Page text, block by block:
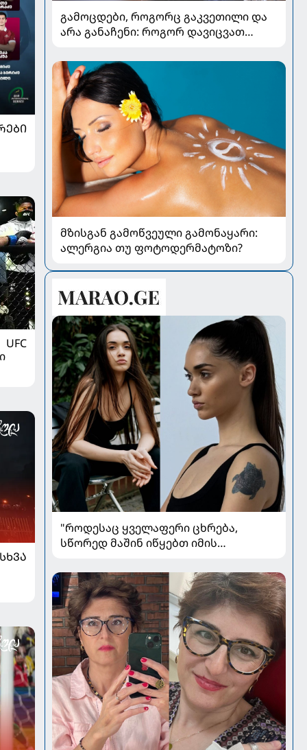
UFC
გამოცდები, როგორც გაკვეთილი და
არა განაჩენი: როგორ დავიცვათ
მომავალი
მზისგან გამოწვეული გამონაყარი:
ალერგია თუ ფოტოდერმატოზი?
"როდესაც ყველაფერი ცხრება,
სწორედ მაშინ იწყებთ იმის
ვუწოდებ" - რას უზიარებს ლიზა ყენია
საზოგადოებას